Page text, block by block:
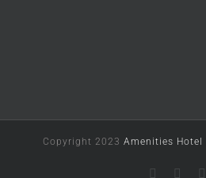
Copyright 2023 Amenities Hotel
LinkedIn